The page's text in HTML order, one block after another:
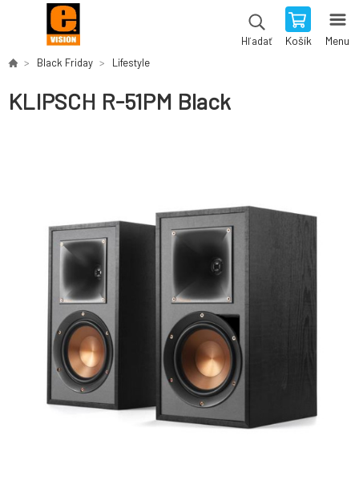
Hľadať Košík Menu
Black Friday Lifestyle
KLIPSCH R-51PM Black